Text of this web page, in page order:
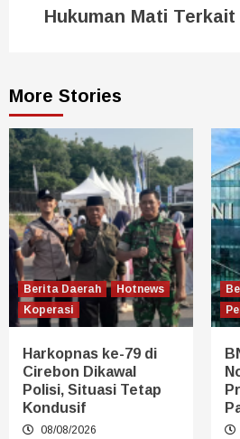
Hukuman Mati
More Stories
Berita Daerah
Hotnews
Koperasi
Harkopnas ke-79 di
Cirebon Dikawal
Polisi, Situasi Tetap
Kondusif
08/08/2026